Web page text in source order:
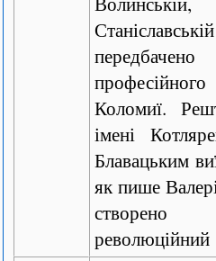
Коломиї.
імені
Блавацьким
як пише